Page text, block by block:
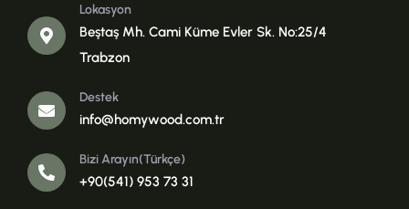
Lokasyon
Beştaş Mh. Cami Küme Evler Sk. No:25/4
Trabzon
Destek
info@homywood.com.tr
Bizi Arayın(Türkçe)
+90(541) 953 73 31